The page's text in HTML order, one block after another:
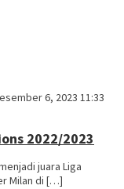
6, 2023 11:33
2022/2023
juara Liga
Milan di […]